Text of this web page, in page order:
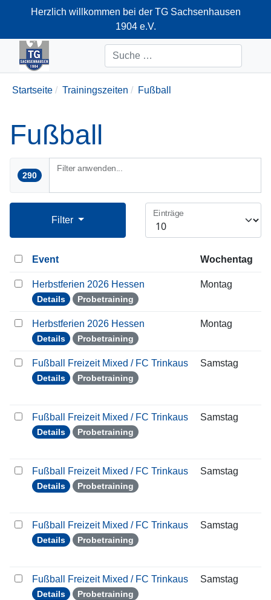
Herzlich willkommen bei der TG Sachsenhausen
1904 e.V.
+49-69-66374712
Suchen
Startseite Trainingszeiten Fußball
Fußball
290
Filter anwenden...
Filter
Einträge
Event Wochentag
Herbstferien 2026 Hessen
Details Probetraining
Montag
Herbstferien 2026 Hessen
Details Probetraining
Montag
Fußball Freizeit Mixed / FC Trinkaus
Details Probetraining
Samstag
Fußball Freizeit Mixed / FC Trinkaus
Details Probetraining
Samstag
Fußball Freizeit Mixed / FC Trinkaus
Details Probetraining
Samstag
Fußball Freizeit Mixed / FC Trinkaus
Details Probetraining
Samstag
Fußball Freizeit Mixed / FC Trinkaus
Details Probetraining
Samstag